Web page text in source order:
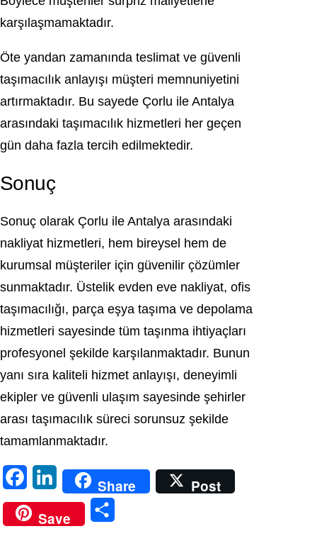
karşılaşmamaktadır.
Öte yandan zamanında teslimat ve güvenli
taşımacılık anlayışı müşteri memnuniyetini
artırmaktadır. Bu sayede Çorlu ile Antalya
arasındaki taşımacılık hizmetleri her geçen
gün daha fazla tercih edilmektedir.
Sonuç
Sonuç olarak Çorlu ile Antalya arasındaki
nakliyat hizmetleri, hem bireysel hem de
kurumsal müşteriler için güvenilir çözümler
sunmaktadır. Üstelik evden eve nakliyat, ofis
taşımacılığı, parça eşya taşıma ve depolama
hizmetleri sayesinde tüm taşınma ihtiyaçları
profesyonel şekilde karşılanmaktadır. Bunun
yanı sıra kaliteli hizmet anlayışı, deneyimli
ekipler ve güvenli ulaşım sayesinde şehirler
arası taşımacılık süreci sorunsuz şekilde
tamamlanmaktadır.
a
c
i
n
Share
Post
Save